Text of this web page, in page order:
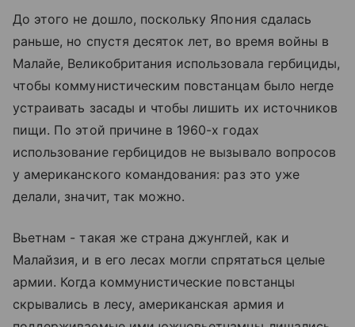
До этого не дошло, поскольку Япония сдалась
раньше, но спустя десяток лет, во время войны в
Малайе, Великобритания использовала гербициды,
чтобы коммунистическим повстанцам было негде
устраивать засады и чтобы лишить их источников
пищи. По этой причине в 1960-х годах
использование гербицидов не вызывало вопросов
у американского командования: раз это уже
делали, значит, так можно.
Вьетнам - такая же страна джунглей, как и
Малайзия, и в его лесах могли спрятаться целые
армии. Когда коммунистические повстанцы
скрывались в лесу, американская армия и